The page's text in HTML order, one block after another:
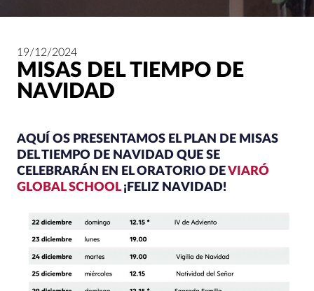
19/12/2024
MISAS DEL TIEMPO DE
NAVIDAD
AQUÍ OS PRESENTAMOS EL PLAN DE MISAS
DEL TIEMPO DE NAVIDAD QUE SE
CELEBRARÁN EN EL ORATORIO DEVIARÓ
GLOBAL SCHOOL¡FELIZ NAVIDAD!